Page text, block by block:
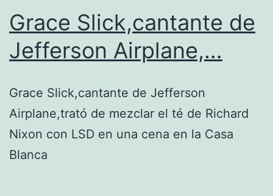
Grace Slick,cantante de
Jefferson Airplane,…
Grace Slick,cantante de Jefferson
Airplane,trató de mezclar el té de Richard
Nixon con LSD en una cena en la Casa
Blanca